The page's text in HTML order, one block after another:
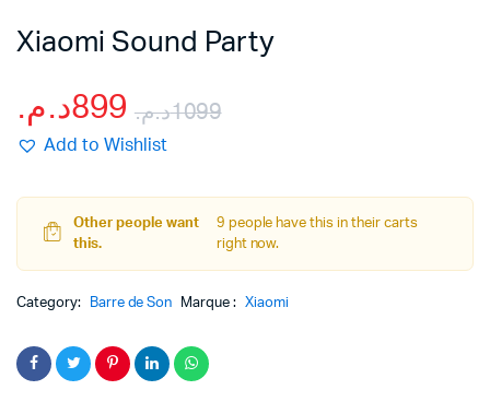
Xiaomi Sound Party
1099د.م.
prix
initial
était :
899د.م.
prix
actuel
est :
Add to Wishlist
Other people want
this.
9 people have this in their carts
right now.
Category: Barre de Son Marque : Xiaomi